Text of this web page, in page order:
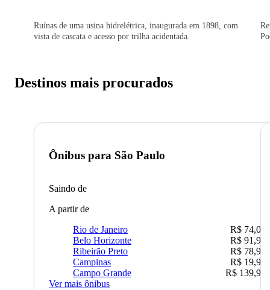
Ruínas de uma usina hidrelétrica, inaugurada em 1898, com
vista de cascata e acesso por trilha acidentada.
Destinos mais procurados
Ônibus para São Paulo
Saindo de
A partir de
Rio de Janeiro
R$ 74,00
Belo Horizonte
R$ 91,90
Ribeirão Preto
R$ 78,90
Campinas
R$ 19,90
Campo Grande
R$ 139,90
Ver mais ônibus